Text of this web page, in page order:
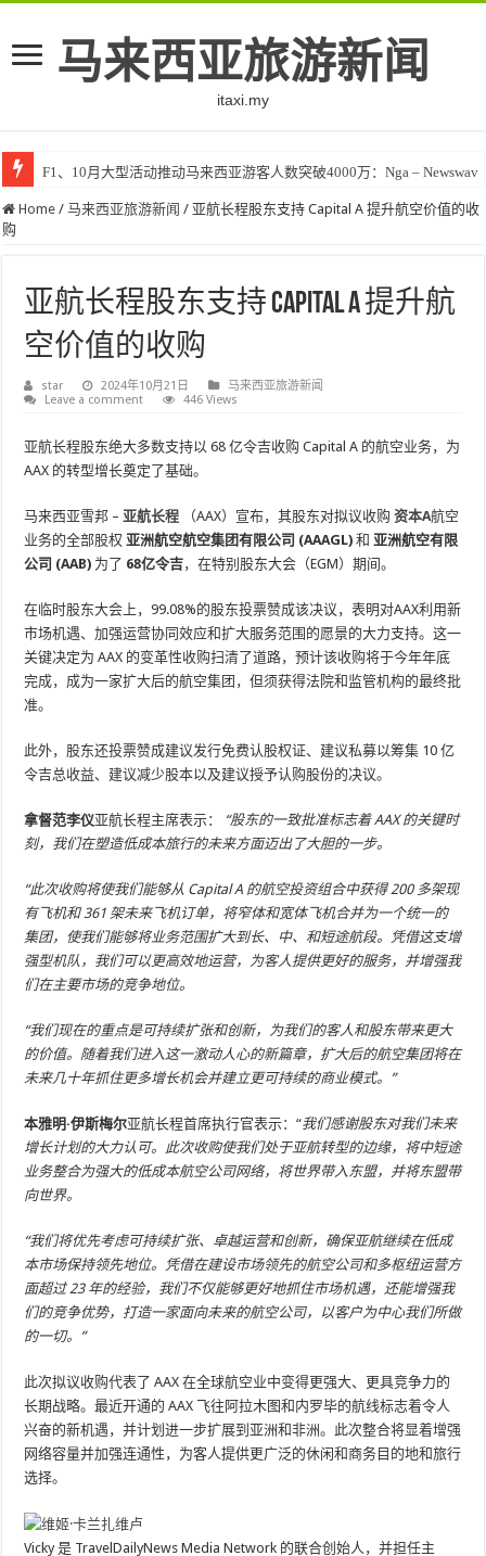
马来西亚旅游新闻
itaxi.my
F1、10月大型活动推动马来西亚游客人数突破4000万：Nga – Newswav
Home / 马来西亚旅游新闻 / 亚航长程股东支持 Capital A 提升航空价值的收
购
亚航长程股东支持 Capital A 提升航
空价值的收购
star 2024年10月21日
马来西亚旅游新闻
Leave a comment
446 Views
亚航长程股东绝大多数支持以 68 亿令吉收购 Capital A 的航空业务，为
AAX 的转型增长奠定了基础。
马来西亚雪邦 –亚航长程 （AAX）宣布，其股东对拟议收购资本A航空
业务的全部股权亚洲航空航空集团有限公司 (AAAGL) 和亚洲航空有限
公司 (AAB) 为了 68亿令吉，在特别股东大会（EGM）期间。
在临时股东大会上，99.08%的股东投票赞成该决议，表明对AAX利用新
市场机遇、加强运营协同效应和扩大服务范围的愿景的大力支持。这一
关键决定为 AAX 的变革性收购扫清了道路，预计该收购将于今年年底
完成，成为一家扩大后的航空集团，但须获得法院和监管机构的最终批
准。
此外，股东还投票赞成建议发行免费认股权证、建议私募以筹集 10 亿
令吉总收益、建议减少股本以及建议授予认购股份的决议。
拿督范李仪亚航长程主席表示： “股东的一致批准标志着 AAX 的关键时
刻，我们在塑造低成本旅行的未来方面迈出了大胆的一步。
“此次收购将使我们能够从 Capital A 的航空投资组合中获得 200 多架现
有飞机和 361 架未来飞机订单，将窄体和宽体飞机合并为一个统一的
集团，使我们能够将业务范围扩大到长、中、和短途航段。凭借这支增
强型机队，我们可以更高效地运营，为客人提供更好的服务，并增强我
们在主要市场的竞争地位。
“我们现在的重点是可持续扩张和创新，为我们的客人和股东带来更大
的价值。随着我们进入这一激动人心的新篇章，扩大后的航空集团将在
未来几十年抓住更多增长机会并建立更可持续的商业模式。”
本雅明·伊斯梅尔亚航长程首席执行官表示：“我们感谢股东对我们未来
增长计划的大力认可。此次收购使我们处于亚航转型的边缘，将中短途
业务整合为强大的低成本航空公司网络，将世界带入东盟，并将东盟带
向世界。
“我们将优先考虑可持续扩张、卓越运营和创新，确保亚航继续在低成
本市场保持领先地位。凭借在建设市场领先的航空公司和多枢纽运营方
面超过 23 年的经验，我们不仅能够更好地抓住市场机遇，还能增强我
们的竞争优势，打造一家面向未来的航空公司，以客户为中心我们所做
的一切。”
此次拟议收购代表了 AAX 在全球航空业中变得更强大、更具竞争力的
长期战略。最近开通的 AAX 飞往阿拉木图和内罗毕的航线标志着令人
兴奋的新机遇，并计划进一步扩展到亚洲和非洲。此次整合将显着增强
网络容量并加强连通性，为客人提供更广泛的休闲和商务目的地和旅行
选择。
Vicky 是 TravelDailyNews Media Network 的联合创始人，并担任主